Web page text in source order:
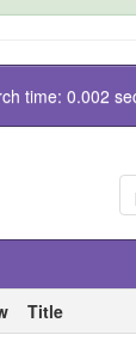
time: 0.002
Title